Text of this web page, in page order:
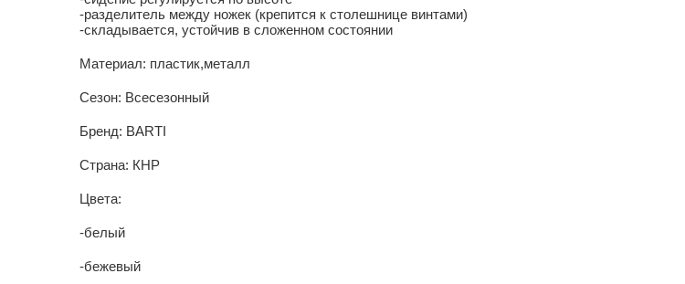
-разделитель между ножек (крепится к столешнице винтами)
-складывается, устойчив в сложенном состоянии
Материал: пластик,металл
Сезон: Всесезонный
Бренд: BARTI
Страна: КНР
Цвета:
-белый
-бежевый